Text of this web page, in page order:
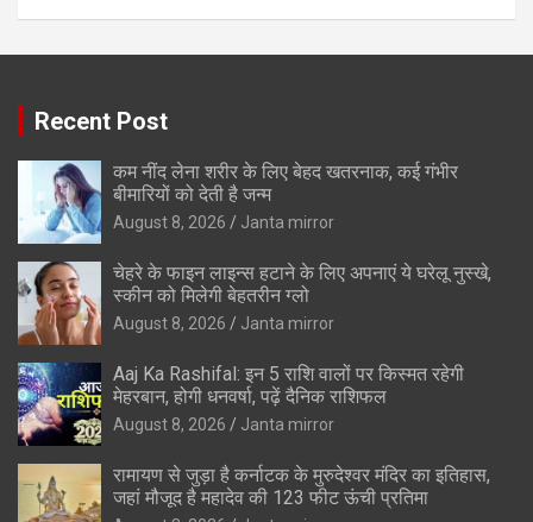
Recent Post
कम नींद लेना शरीर के लिए बेहद खतरनाक, कई गंभीर
बीमारियों को देती है जन्म
August 8, 2026 Janta mirror
चेहरे के फाइन लाइन्स हटाने के लिए अपनाएं ये घरेलू नुस्खे,
स्कीन को मिलेगी बेहतरीन ग्लो
August 8, 2026 Janta mirror
Aaj Ka Rashifal: इन 5 राशि वालों पर किस्मत रहेगी
मेहरबान, होगी धनवर्षा, पढ़ें दैनिक राशिफल
August 8, 2026 Janta mirror
रामायण से जुड़ा है कर्नाटक के मुरुदेश्वर मंदिर का इतिहास,
जहां मौजूद है महादेव की 123 फीट ऊंची प्रतिमा